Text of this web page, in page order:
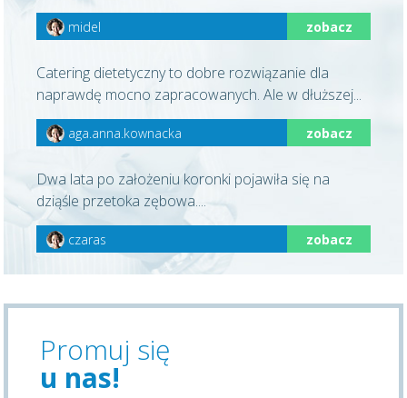
midel zobacz
Catering dietetyczny to dobre rozwiązanie dla
naprawdę mocno zapracowanych. Ale w dłuższej...
aga.anna.kownacka zobacz
Dwa lata po założeniu koronki pojawiła się na
dziąśle przetoka zębowa....
czaras zobacz
Promuj się
u nas!